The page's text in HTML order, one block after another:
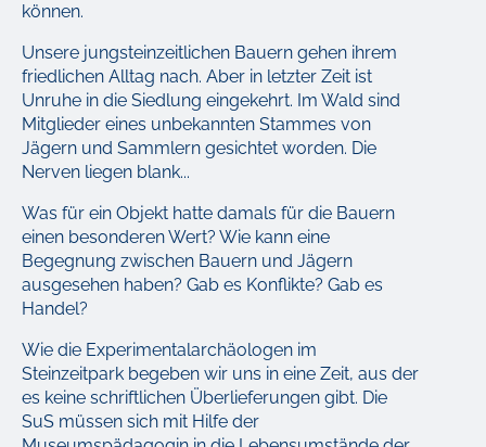
können.
Unsere jungsteinzeitlichen Bauern gehen ihrem
friedlichen Alltag nach. Aber in letzter Zeit ist
Unruhe in die Siedlung eingekehrt. Im Wald sind
Mitglieder eines unbekannten Stammes von
Jägern und Sammlern gesichtet worden. Die
Nerven liegen blank...
Was für ein Objekt hatte damals für die Bauern
einen besonderen Wert? Wie kann eine
Begegnung zwischen Bauern und Jägern
ausgesehen haben? Gab es Konflikte? Gab es
Handel?
Wie die Experimentalarchäologen im
Steinzeitpark begeben wir uns in eine Zeit, aus der
es keine schriftlichen Überlieferungen gibt. Die
SuS müssen sich mit Hilfe der